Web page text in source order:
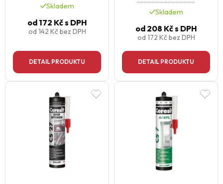
Skladem
od172 Kčs DPH
od 142 Kčbez DPH
DETAIL PRODUKTU
Skladem
od208 Kčs DPH
od 172 Kčbez DPH
DETAIL PRODUKTU